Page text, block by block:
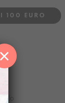
100 EURO
×